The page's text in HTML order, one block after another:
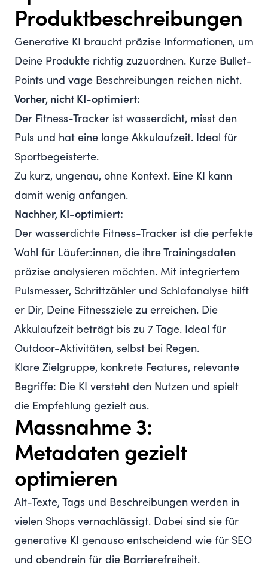
Produktbeschreibungen
Generative KI braucht präzise Informationen, um
Deine Produkte richtig zuzuordnen. Kurze Bullet-
Points und vage Beschreibungen reichen nicht.
Vorher, nicht KI-optimiert:
Der Fitness-Tracker ist wasserdicht, misst den
Puls und hat eine lange Akkulaufzeit. Ideal für
Sportbegeisterte.
Zu kurz, ungenau, ohne Kontext. Eine KI kann
damit wenig anfangen.
Nachher, KI-optimiert:
Der wasserdichte Fitness-Tracker ist die perfekte
Wahl für Läufer:innen, die ihre Trainingsdaten
präzise analysieren möchten. Mit integriertem
Pulsmesser, Schrittzähler und Schlafanalyse hilft
er Dir, Deine Fitnessziele zu erreichen. Die
Akkulaufzeit beträgt bis zu 7 Tage. Ideal für
Outdoor-Aktivitäten, selbst bei Regen.
Klare Zielgruppe, konkrete Features, relevante
Begriffe: Die KI versteht den Nutzen und spielt
die Empfehlung gezielt aus.
Massnahme 3:
Metadaten gezielt
optimieren
Alt-Texte, Tags und Beschreibungen werden in
vielen Shops vernachlässigt. Dabei sind sie für
generative KI genauso entscheidend wie für SEO
und obendrein für die Barrierefreiheit.